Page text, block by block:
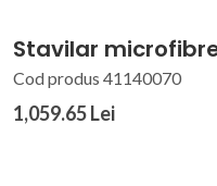
Stavilar
Cod produs 41140070
1,059.65 Lei